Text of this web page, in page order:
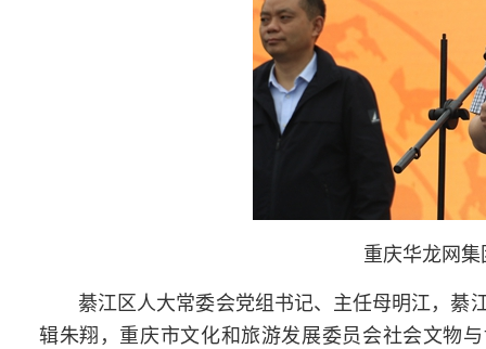
重庆华龙网
綦江区人大常委会党组书记、主任母明江，綦
辑朱翔，重庆市文化和旅游发展委员会社会文物